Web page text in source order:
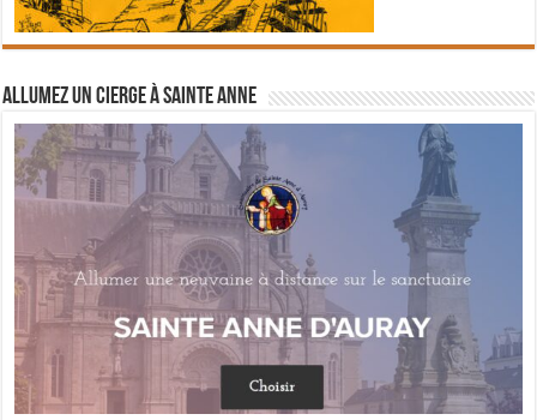
Allumez un cierge à Sainte Anne